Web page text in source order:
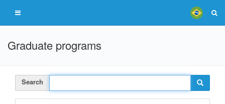
Graduate programs
Search